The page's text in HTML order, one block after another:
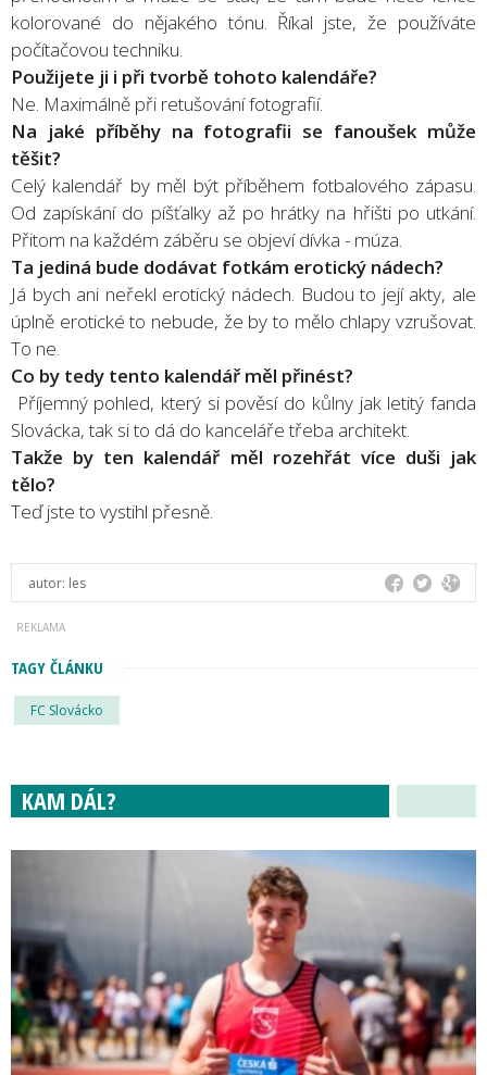
kolorované do nějakého tónu. Říkal jste, že používáte
počítačovou techniku.
Použijete ji i při tvorbě tohoto kalendáře?
Ne. Maximálně při retušování fotografií.
Na jaké příběhy na fotografii se fanoušek může
těšit?
Celý kalendář by měl být příběhem fotbalového zápasu.
Od zapískání do píšťalky až po hrátky na hřišti po utkání.
Přitom na každém záběru se objeví dívka - múza.
Ta jediná bude dodávat fotkám erotický nádech?
Já bych ani neřekl erotický nádech. Budou to její akty, ale
úplně erotické to nebude, že by to mělo chlapy vzrušovat.
To ne.
Co by tedy tento kalendář měl přinést?
Příjemný pohled, který si pověsí do kůlny jak letitý fanda
Slovácka, tak si to dá do kanceláře třeba architekt.
Takže by ten kalendář měl rozehřát více duši jak
tělo?
Teď jste to vystihl přesně.
autor: les
TAGY ČLÁNKU
FC Slovácko
KAM DÁL?